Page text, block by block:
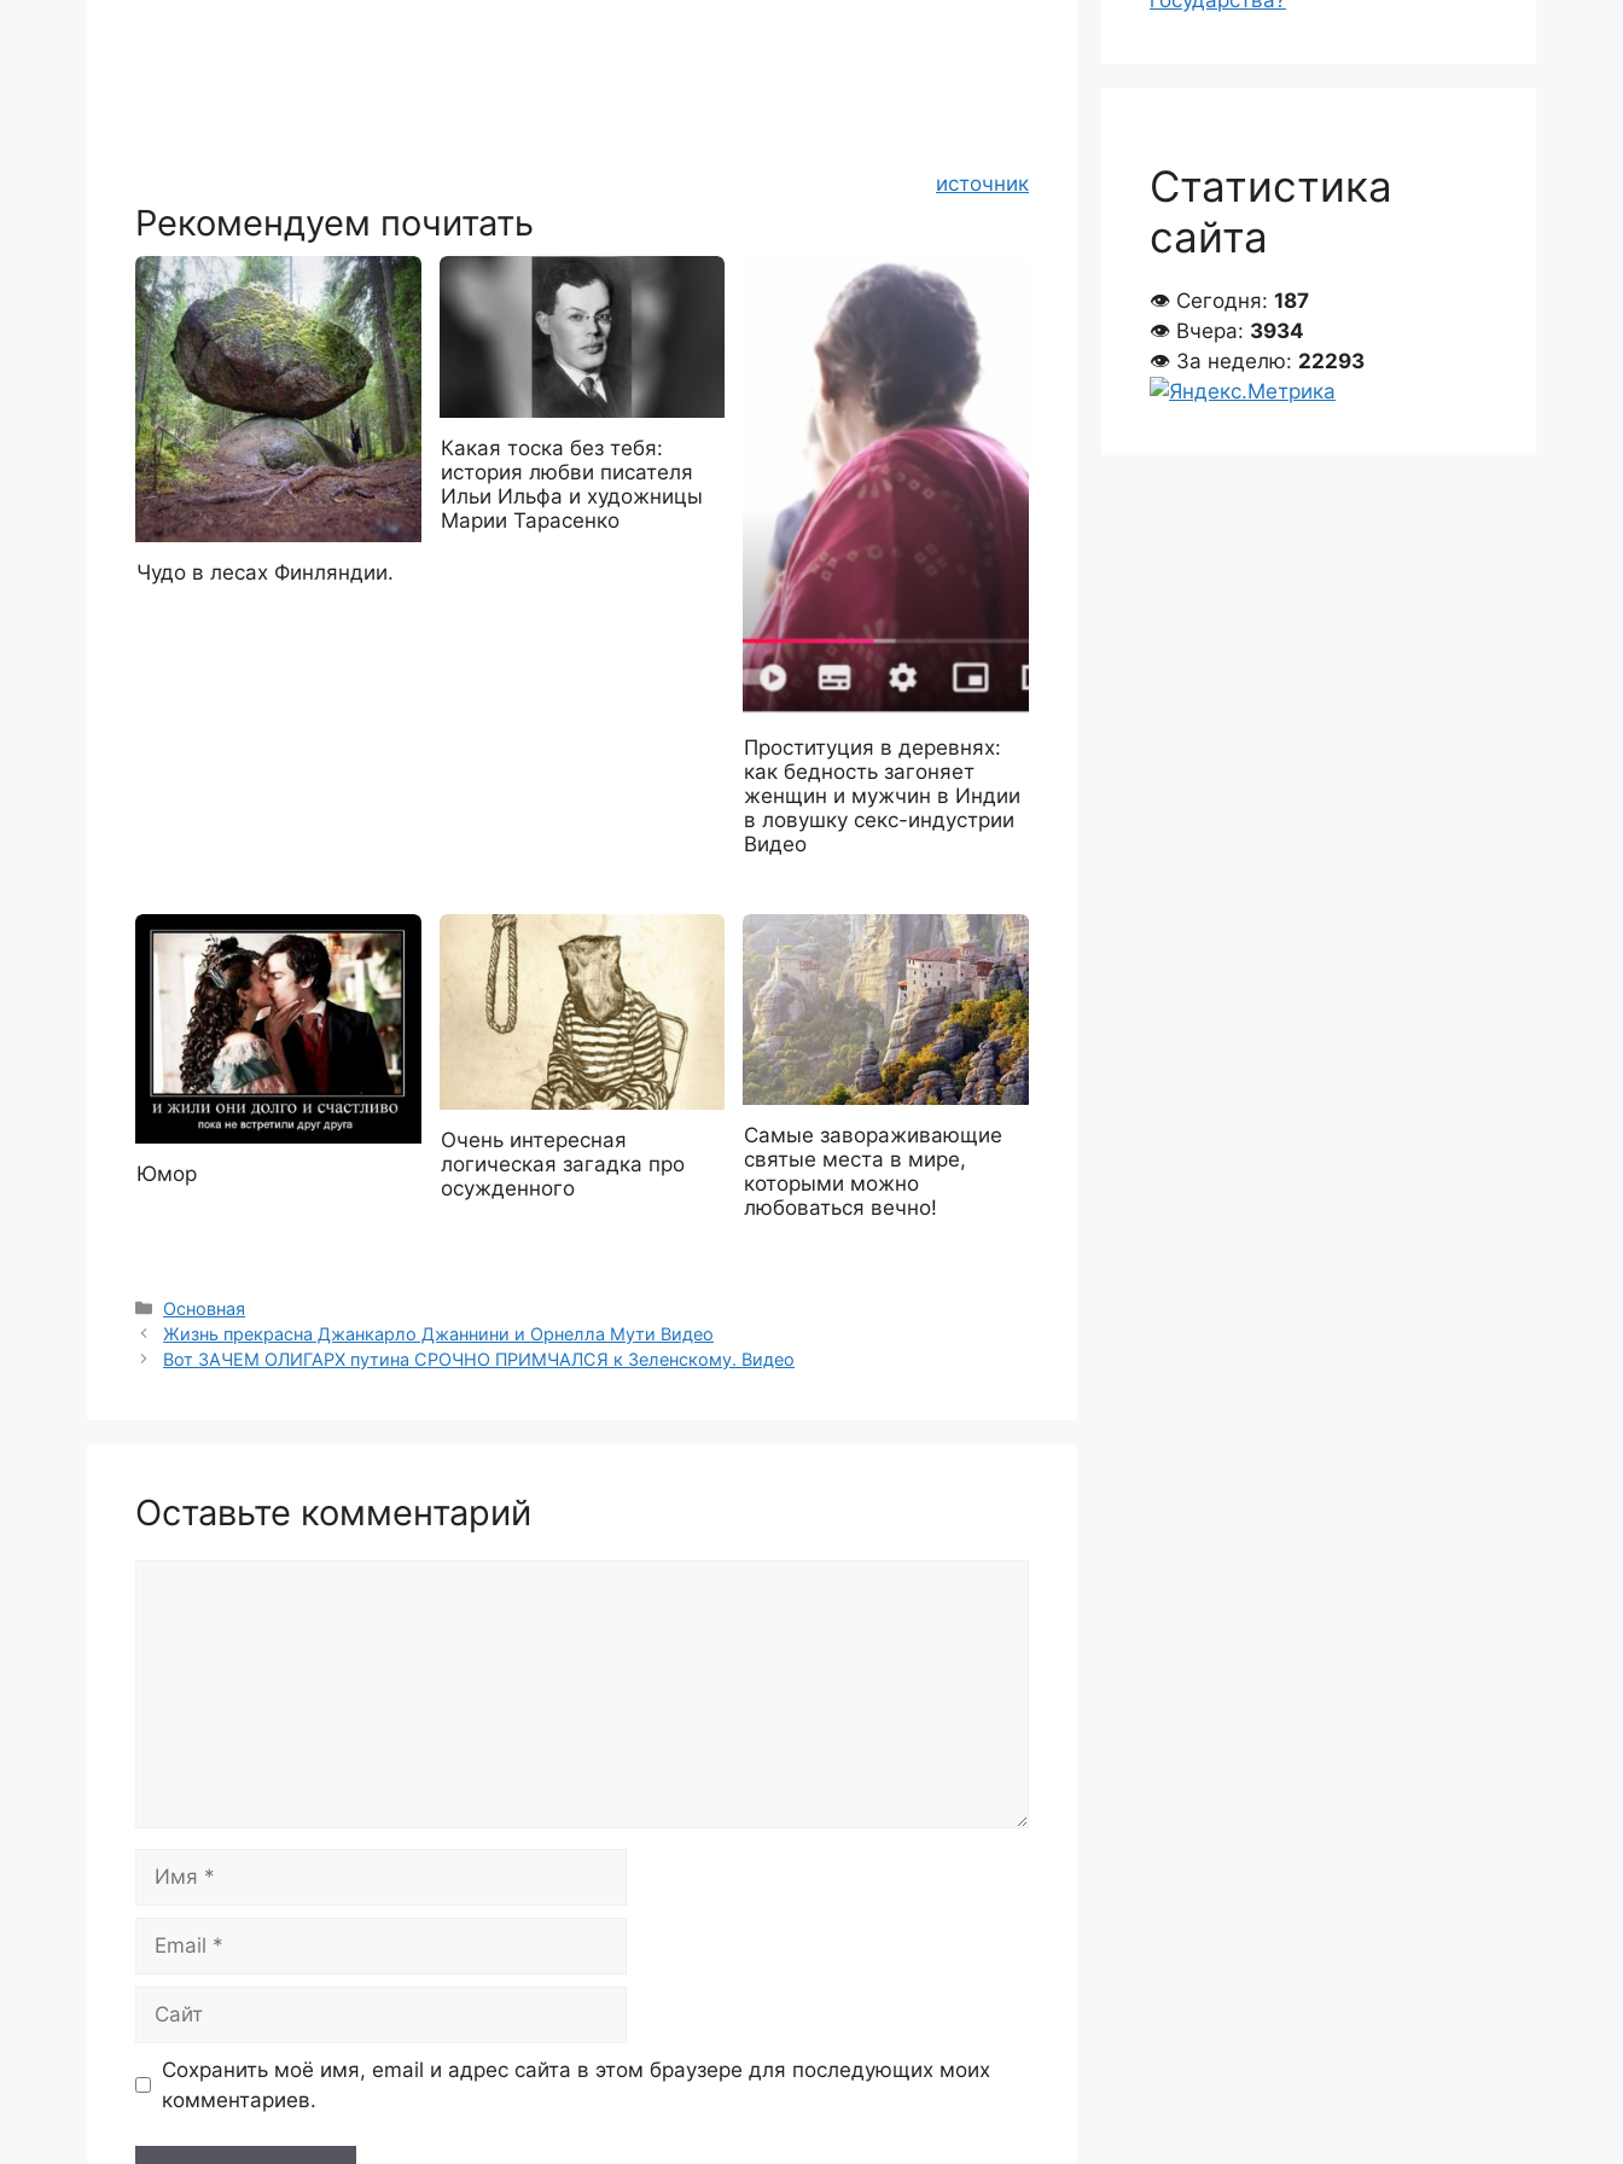
источник
Рекомендуем почитать
Чудо в лесах Финляндии.
Какая тоска без тебя:
история любви писателя
Ильи Ильфа и художницы
Марии Тарасенко
Проституция в деревнях:
как бедность загоняет
женщин и мужчин в Индии
в ловушку секс-индустрии
Видео
Юмор
Очень интересная
логическая загадка про
осужденного
Самые завораживающие
святые места в мире,
которыми можно
любоваться вечно!
Рубрики
Основная
Жизнь прекрасна Джанкарло Джаннини и Орнелла Мути Видео
Вот ЗАЧЕМ ОЛИГАРХ путина СРОЧНО ПРИМЧАЛСЯ к Зеленскому. Видео
Оставьте комментарий
Сохранить моё имя, email и адрес сайта в этом браузере для последующих моих
комментариев.
Статистика
сайта
👁 Сегодня: 187
👁 Вчера: 3934
👁 За неделю: 22293